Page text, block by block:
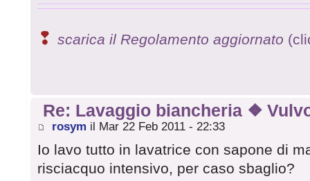
❢scarica il Regolamento aggiornato
Re: Lavaggio biancheria ❖
rosym il Mar 22 Feb 2011 - 22:33
Io lavo tutto in lavatrice con sapone di
risciacquo intensivo, per caso sbaglio?